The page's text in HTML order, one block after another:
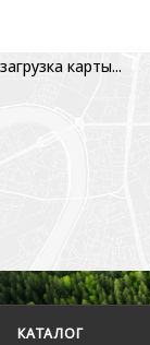
загрузка карты...
КАТАЛОГ